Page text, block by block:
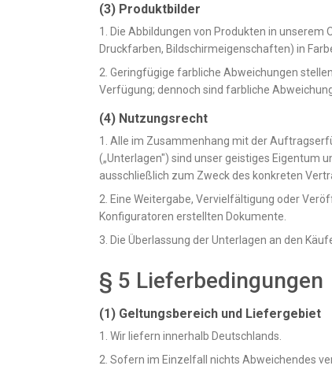
(3) Produktbilder
1. Die Abbildungen von Produkten in unserem
Druckfarben, Bildschirmeigenschaften) in
2. Geringfügige farbliche Abweichungen
Verfügung; dennoch sind farbliche
(4) Nutzungsrecht
1. Alle im Zusammenhang mit der
(„Unterlagen") sind unser geistiges Eigentum
ausschließlich zum Zweck des konkreten
2. Eine Weitergabe, Vervielfältigung oder
Konfiguratoren erstellten Dokumente.
3. Die Überlassung der Unterlagen an den
§ 5 Lieferbedingungen
(1) Geltungsbereich und Liefergebiet
1. Wir liefern innerhalb Deutschlands.
2. Sofern im Einzelfall nichts Abweichendes